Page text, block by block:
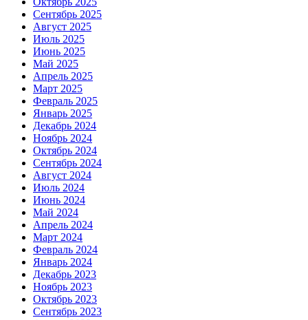
Сентябрь 2025
Август 2025
Июль 2025
Июнь 2025
Май 2025
Апрель 2025
Март 2025
Февраль 2025
Январь 2025
Декабрь 2024
Ноябрь 2024
Октябрь 2024
Сентябрь 2024
Август 2024
Июль 2024
Июнь 2024
Май 2024
Апрель 2024
Март 2024
Февраль 2024
Январь 2024
Декабрь 2023
Ноябрь 2023
Октябрь 2023
Сентябрь 2023